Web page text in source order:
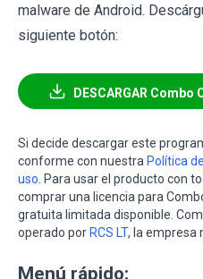
malware de Android.
siguiente botón:
DESCARGAR
Si decide descargar este
conforme con nuestra Política
uso . Para usar el producto con
comprar una licencia para
gratuita limitada disponible.
operado porRCS LT, la empresa
Menú rápido: